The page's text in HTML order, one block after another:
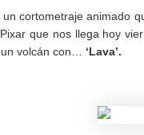
un cortometraje animado
que nos llega hoy
volcán con… ‘Lava’.